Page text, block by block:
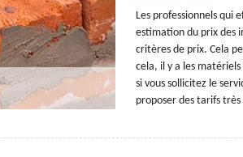
Les professionnels qui
estimation du prix des
critères de prix. Cela
cela, il y a les
si vous sollicitez le
proposer des tarifs